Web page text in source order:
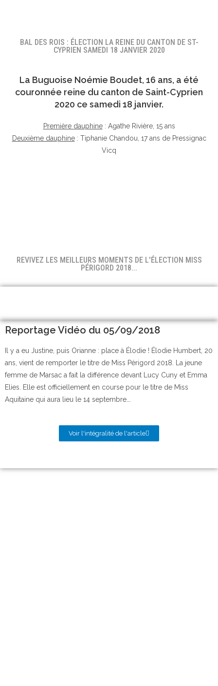
BAL DES ROIS : ÉLECTION LA REINE DU CANTON DE ST-
CYPRIEN SAMEDI 18 JANVIER 2020
La Buguoise Noémie Boudet, 16 ans, a été
couronnée reine du canton de Saint-Cyprien
2020 ce samedi 18 janvier.
Première dauphine: Agathe Rivière, 15 ans
Deuxième dauphine: Tiphanie Chandou, 17 ans de Pressignac
Vicq
REVIVEZ LES MEILLEURS MOMENTS DE L'ÉLECTION MISS
PÉRIGORD 2018...
Reportage Vidéo du 05/09/2018
Il y a eu Justine, puis Orianne : place à Élodie ! Élodie Humbert, 20
ans, vient de remporter le titre de Miss Périgord 2018. La jeune
femme de Marsac a fait la différence devant Lucy Cuny et Emma
Elies. Elle est officiellement en course pour le titre de Miss
Aquitaine qui aura lieu le 14 septembre….
Voir l'intégralité de l'article